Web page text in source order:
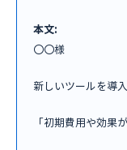
本文:
〇〇様
新しいツールを導入
「初期費用や効果